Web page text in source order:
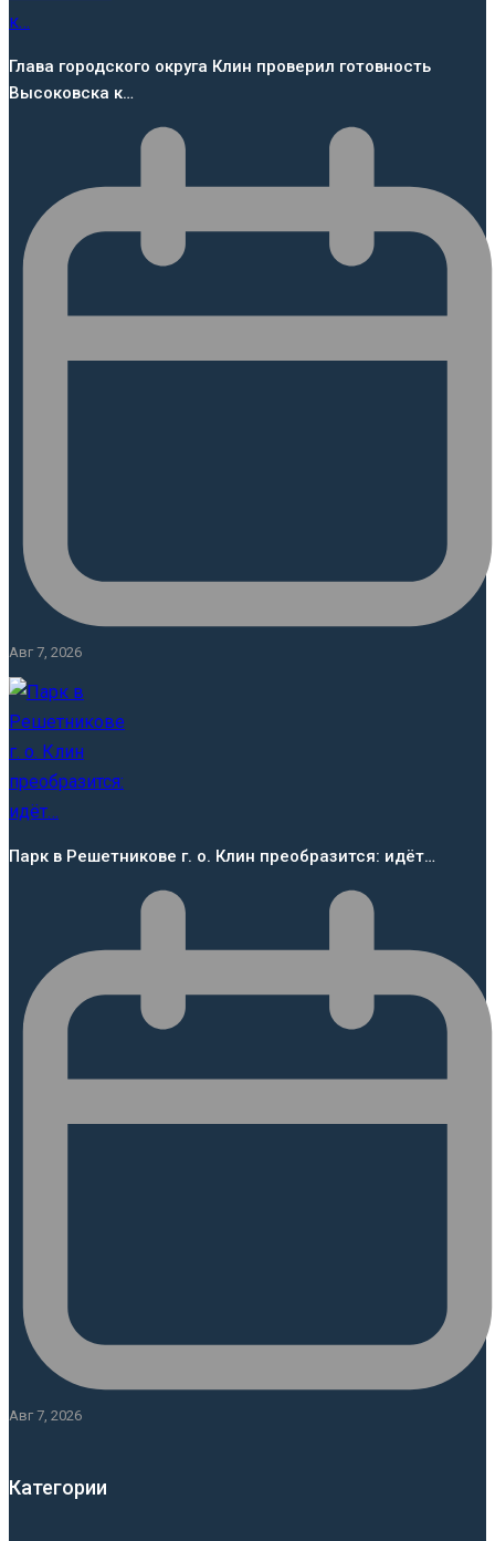
Глава городского округа Клин проверил готовность
Высоковска к…
Авг 7, 2026
Парк в Решетникове г. о. Клин преобразится: идёт…
Авг 7, 2026
Категории